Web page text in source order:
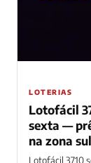
LOTERIAS
Lotofácil
sexta —
na zona
Lotofácil 3710